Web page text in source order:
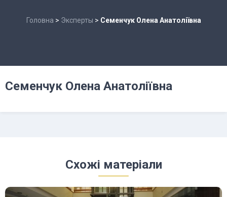
Головна > Эксперты > Семенчук Олена Анатоліївна
Семенчук Олена Анатоліївна
Схожі матеріали